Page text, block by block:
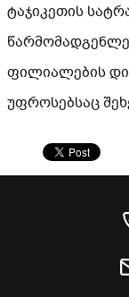
ტაჯიკეთის
ფილიალების
უფროსებსაც